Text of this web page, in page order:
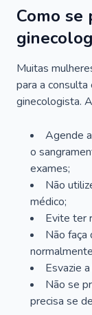
Como se
Muitas
para a
ginecologista.
Agende
o
exames;
Não
médico;
Evite ter
Não faça
Esvazie
Não se
precisa se